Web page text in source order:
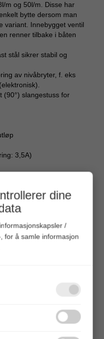
m og 50l/m. Disse har
bytte dersom man
variant. Innebygget ventil
renner tilbake i båten
stål sikrer stabil og
av nivåbryter, f. eks
(90°) slangestuss for
3,5A)
dine
/
for å samle informasjon